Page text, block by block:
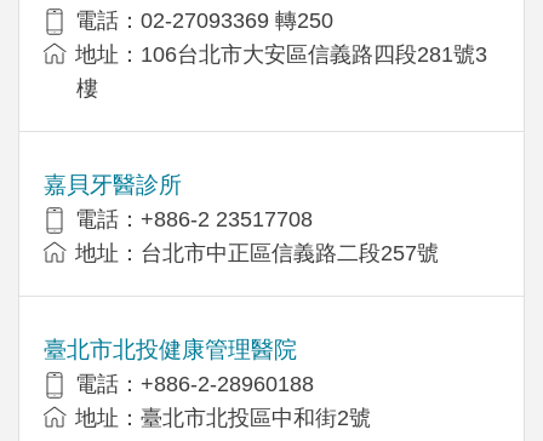
電話：02-27093369 轉250
地址：106台北市大安區信義路四段281號3
樓
嘉貝牙醫診所
電話：+886-2 23517708
地址：台北市中正區信義路二段257號
臺北市北投健康管理醫院
電話：+886-2-28960188
地址：臺北市北投區中和街2號